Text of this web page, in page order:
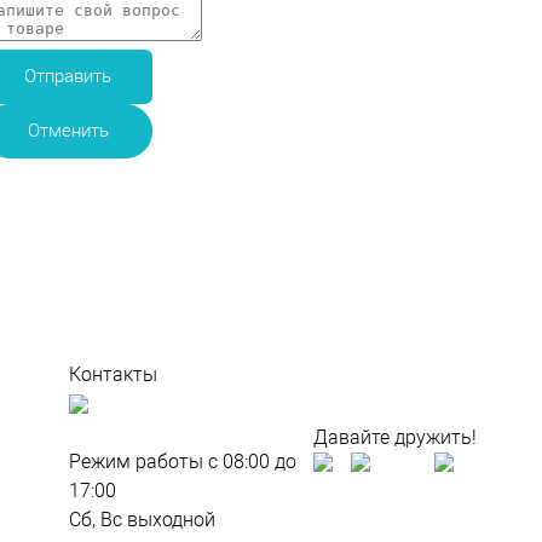
Отправить
Отменить
Контакты
Режим работы с 08:00 до
17:00
Сб, Вс выходной
Давайте дружить!